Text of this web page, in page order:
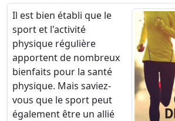
Il est bien établi que le
sport et l'activité
physique régulière
apportent de nombreux
bienfaits pour la santé
physique. Mais saviez-
vous que le sport peut
également être un allié